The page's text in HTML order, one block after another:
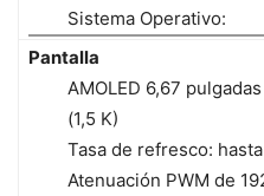
Sistema Operativo:
Pantalla
AMOLED 6,67
(1,5 K)
Tasa de refresco:
Atenuación PWM de